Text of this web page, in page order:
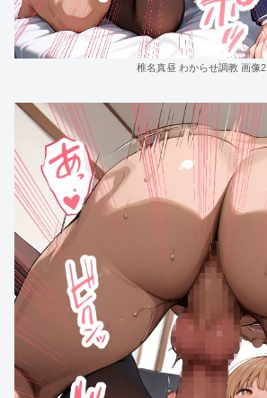
椎名真昼 わからせ調教 画像2